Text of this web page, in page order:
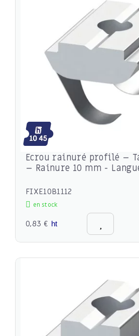
Ecrou rainuré profilé –
– Rainure 10 mm -
FIXE10B1112
en stock
0,83 € ht